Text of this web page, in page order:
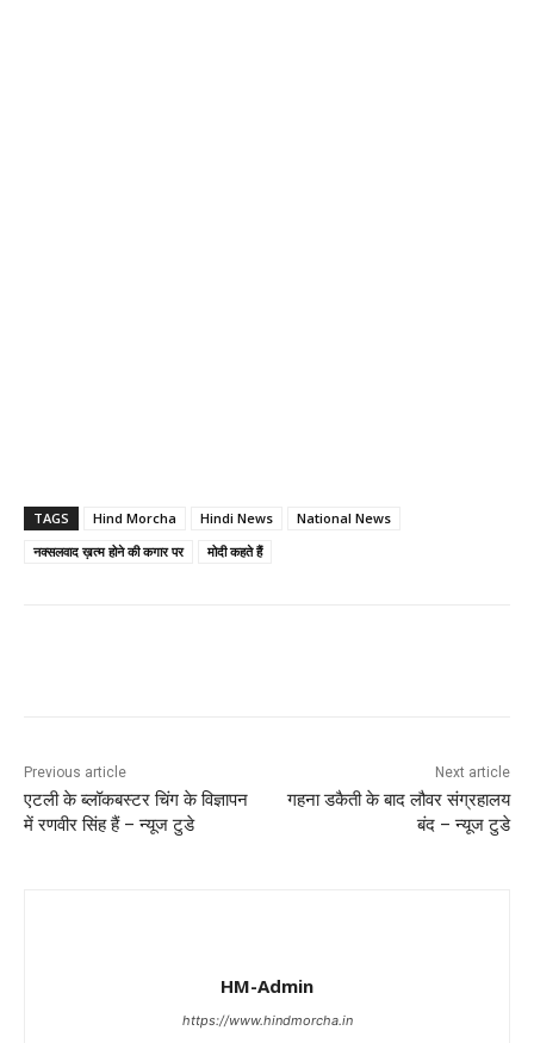
TAGS Hind Morcha Hindi News
National News
नक्सलवाद ख़त्म होने की कगार पर
मोदी कहते हैं
Previous article
एटली के ब्लॉकबस्टर चिंग के विज्ञापन
में रणवीर सिंह हैं – न्यूज टुडे
Next article
गहना डकैती के बाद लौवर संग्रहालय
बंद – न्यूज टुडे
HM-Admin
https://www.hindmorcha.in